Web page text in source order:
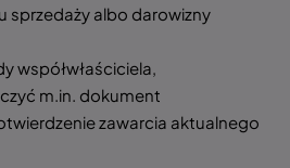
sprzedaży albo darowizny
współwłaściciela,
m.in. dokument
zawarcia aktualnego